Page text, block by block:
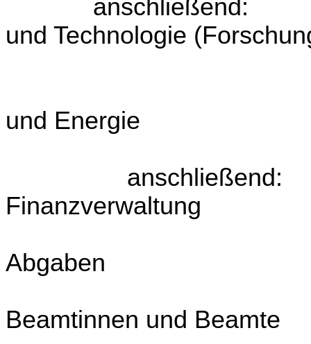
und Technologie
und Energie
Finanzverwaltung
Abgaben
Beamtinnen und Beamte